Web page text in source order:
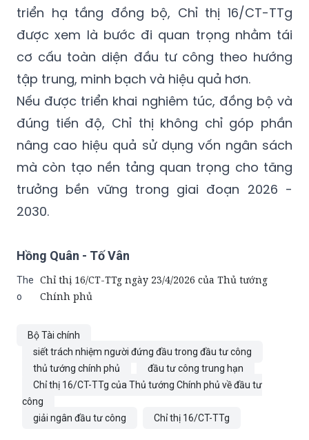
triển hạ tầng đồng bộ, Chỉ thị 16/CT-TTg
được xem là bước đi quan trọng nhằm tái
cơ cấu toàn diện đầu tư công theo hướng
tập trung, minh bạch và hiệu quả hơn.
Nếu được triển khai nghiêm túc, đồng bộ và
đúng tiến độ, Chỉ thị không chỉ góp phần
nâng cao hiệu quả sử dụng vốn ngân sách
mà còn tạo nền tảng quan trọng cho tăng
trưởng bền vững trong giai đoạn 2026 -
2030.
Hồng Quân - Tố Vân
The
o
Chỉ thị 16/CT-TTg ngày 23/4/2026 của Thủ tướng
Chính phủ
Bộ Tài chính
siết trách nhiệm người đứng đầu trong đầu tư công
thủ tướng chính phủ
đầu tư công trung hạn
Chỉ thị 16/CT-TTg của Thủ tướng Chính phủ về đầu tư
công
giải ngân đầu tư công
Chỉ thị 16/CT-TTg